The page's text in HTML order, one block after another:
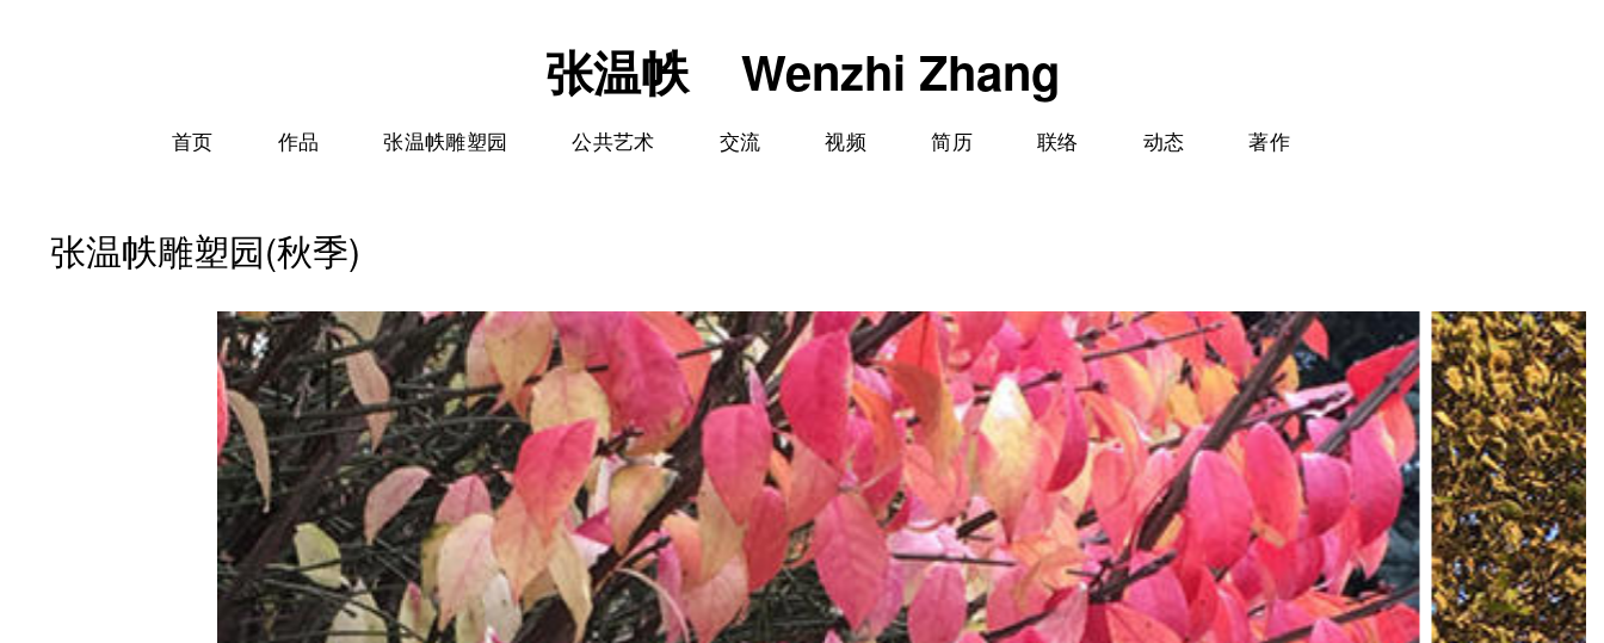
张温帙 Wenzhi Zhang
首页 作品 张温帙雕塑园 公共艺术 交流 视频 简历 联络 动态 著作
张温帙雕塑园(秋季)